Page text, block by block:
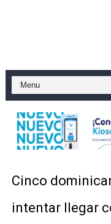
El precio del brent
Incendio en Grecia
Cinco
intentar llegar